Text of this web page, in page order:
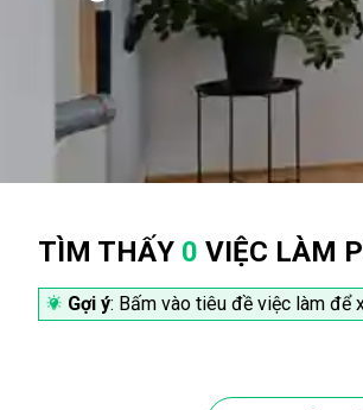
TÌM THẤY 0 VIỆC LÀM
Gợi ý: Bấm vào tiêu đề việc làm để